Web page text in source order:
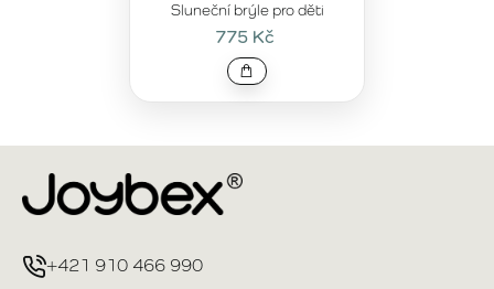
Sluneční brýle pro děti
775 Kč
+421 910 466 990